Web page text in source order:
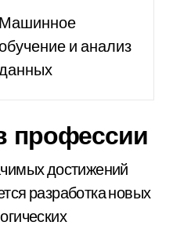
Машинное
и анализ
профессии
достижений
разработка новых